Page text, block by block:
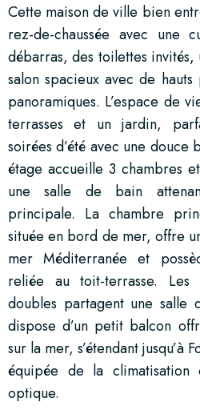
Cette maison de ville bien
rez-de-chaussée avec une
débarras, des toilettes
salon spacieux avec de
panoramiques. L’espace de
terrasses et un jardin,
soirées d’été avec une
étage accueille 3 chambres
une salle de bain
principale. La chambre
située en bord de mer, offre
mer Méditerranée et
reliée au toit-terrasse. Les
doubles partagent une salle
dispose d’un petit balcon
sur la mer, s’étendant jusqu’à
équipée de la
optique.